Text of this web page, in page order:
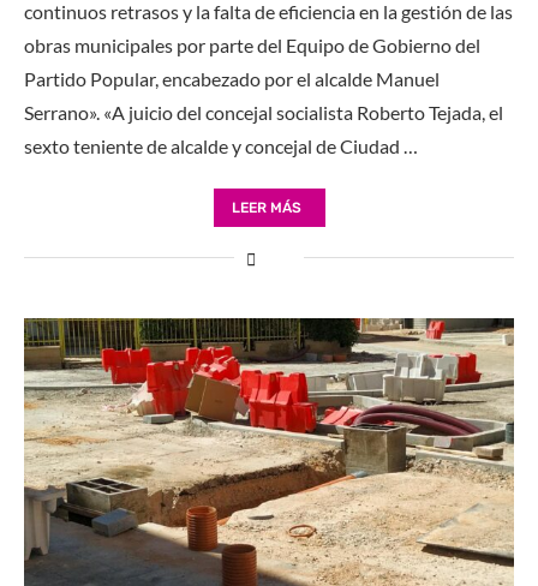
continuos retrasos y la falta de eficiencia en la gestión de las
obras municipales por parte del Equipo de Gobierno del
Partido Popular, encabezado por el alcalde Manuel
Serrano». «A juicio del concejal socialista Roberto Tejada, el
sexto teniente de alcalde y concejal de Ciudad …
LEER MÁS